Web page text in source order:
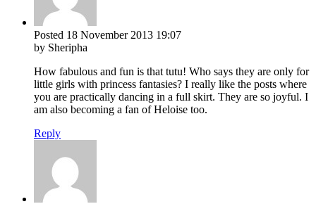
Posted 18 November 2013 19:07
by Sheripha
How fabulous and fun is that tutu! Who says they are only for
little girls with princess fantasies? I really like the posts where
you are practically dancing in a full skirt. They are so joyful. I
am also becoming a fan of Heloise too.
Reply